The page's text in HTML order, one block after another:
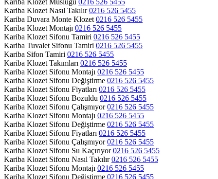
Kariba Klozet Musluğu 0216 526 5455
Kariba Klozet Nasıl Takılır0216 526 5455
Kariba Duvara Monte Klozet 0216 526 5455
Kariba Klozet Montajı 0216 526 5455
Kariba Klozet Sifonu Tamiri 0216 526 5455
Kariba Tuvalet Sifonu Tamiri 0216 526 5455
Kariba Sifon Tamiri 0216 526 5455
Kariba Klozet Takımları 0216 526 5455
Kariba Klozet Sifonu Montajı 0216 526 5455
Kariba Klozet Sifonu Değiştirme 0216 526 5455
Kariba Klozet Sifonu Fiyatları 0216 526 5455
Kariba Klozet Sifonu Bozuldu 0216 526 5455
Kariba Klozet Sifonu Çalışmıyor0216 526 5455
Kariba Klozet Sifonu Montajı 0216 526 5455
Kariba Klozet Sifonu Değiştirme 0216 526 5455
Kariba Klozet Sifonu Fiyatları 0216 526 5455
Kariba Klozet Sifonu Çalışmıyor0216 526 5455
Kariba Klozet Sifonu Su Kaçırıyor0216 526 5455
Kariba Klozet Sifonu Nasıl Takılır0216 526 5455
Kariba Klozet Sifonu Montajı 0216 526 5455
Kariba Klozet Sifonu Değiştirme 0216 526 5455